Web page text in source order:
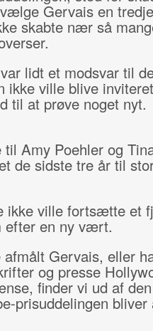
Gervais en
skabte nær så
lidt et modsvar til
ikke ville blive
til at prøve noget nyt.
Amy Poehler og
de sidste tre år til
ikke ville fortsætte et
efter en ny vært.
Gervais, eller
og presse
finder vi ud af
prisuddelingen bliver